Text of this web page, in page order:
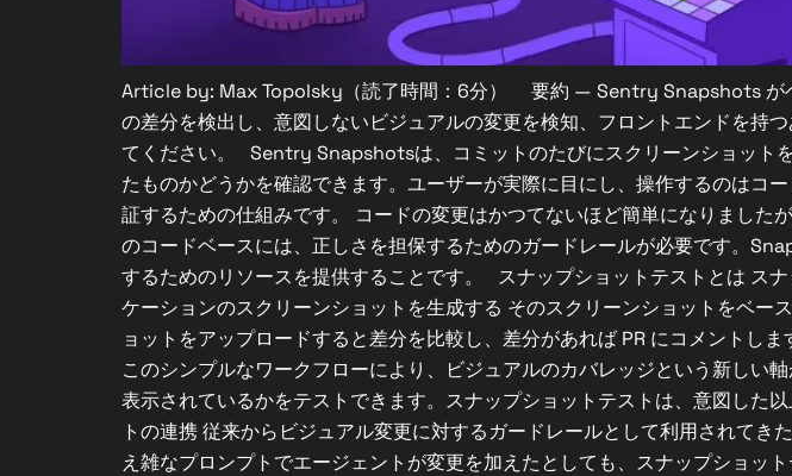
Article by: Max Topolsky（読了時間：6分） 要約 — Sentry Snapshots が
の差分を検出し、意図しないビジュアルの変更を検知、フロントエンドを
てください。 Sentry Snapshotsは、コミットのたびにスクリーンショット
たものかどうかを確認できます。ユーザーが実際に目にし、操作するのは
証するための仕組みです。 コードの変更はかつてないほど簡単になりまし
のコードベースには、正しさを担保するためのガードレールが必要です。
するためのリソースを提供することです。 スナップショットテストとは ス
ケーションのスクリーンショットを生成する そのスクリーンショットをベ
ョットをアップロードすると差分を比較し、差分があれば PR にコメントし
このシンプルなワークフローにより、ビジュアルのカバレッジという新しい
表示されているかをテストできます。スナップショットテストは、意図し
トの連携 従来からビジュアル変更に対するガードレールとして利用されて
え雑なプロンプトでエージェントが変更を加えたとしても、スナップショッ